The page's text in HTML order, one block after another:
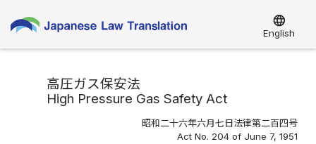
language
English
高圧ガス保安法
High Pressure Gas Safety Act
昭和二十六年六月七日法律第二百四号
Act No. 204 of June 7, 1951